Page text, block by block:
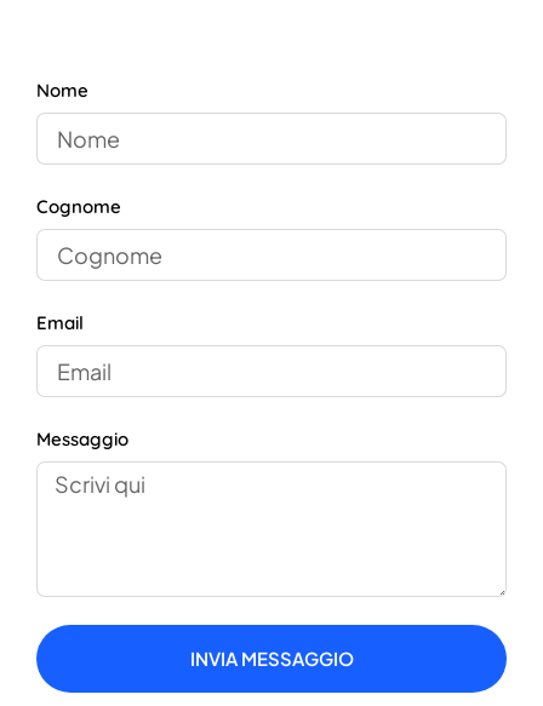
Nome
Cognome
Email
Messaggio
INVIA MESSAGGIO